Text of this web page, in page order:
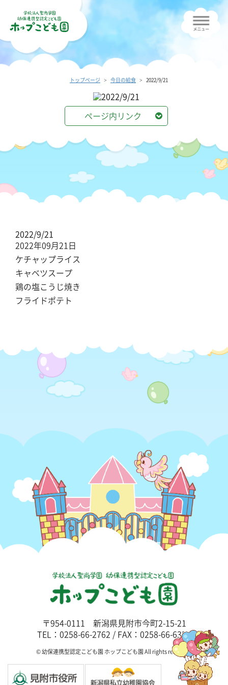
トップページ 今日の給食 2022/9/21
ページ内リンク
2022/9/21
2022年09月21日
ケチャップライス
キャベツスープ
鶏の塩こうじ焼き
フライドポテト
〒954-0111 新潟県見附市今町2-15-21
TEL：0258-66-2762 / FAX：0258-66-6325
© 幼保連携型認定こども園 ホップこども園 All rights reserved.